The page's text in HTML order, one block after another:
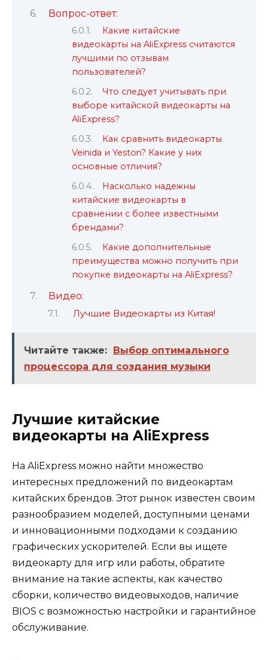
Вопрос-ответ:
Какие китайские
видеокарты на AliExpress считаются
лучшими по отзывам
пользователей?
Что следует учитывать при
выборе китайской видеокарты на
AliExpress?
Как сравнить видеокарты
Veinida и Yeston? Какие у них
основные отличия?
Насколько надежны
китайские видеокарты в
сравнении с более известными
брендами?
Какие дополнительные
преимущества можно получить при
покупке видеокарты на AliExpress?
Видео:
Лучшие Видеокарты из Китая!
Читайте также:
Выбор оптимального
процессора для создания музыки
Лучшие китайские
видеокарты на AliExpress
На AliExpress можно найти множество
интересных предложений по видеокартам
китайских брендов. Этот рынок известен своим
разнообразием моделей, доступными ценами
и инновационными подходами к созданию
графических ускорителей. Если вы ищете
видеокарту для игр или работы, обратите
внимание на такие аспекты, как качество
сборки, количество видеовыходов, наличие
BIOS с возможностью настройки и гарантийное
обслуживание.